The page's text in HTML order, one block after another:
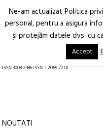
Arhitectură.
Oraș.
ISSN 3008-2986 ISSN-L 2069-721X
NOUTATI
Ne-am actualizat Politica
personal, pentru a asigura
şi protejăm datele dvs. cu
Accept